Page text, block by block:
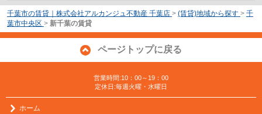
千葉市の賃貸｜株式会社アルカンジュ不動産 千葉店 > (賃貸)地域から探す > 千
葉市中央区 > 新千葉の賃貸
ページトップに戻る
営業時間:10：00～19：00
定休日:毎週火曜・水曜日
ホーム